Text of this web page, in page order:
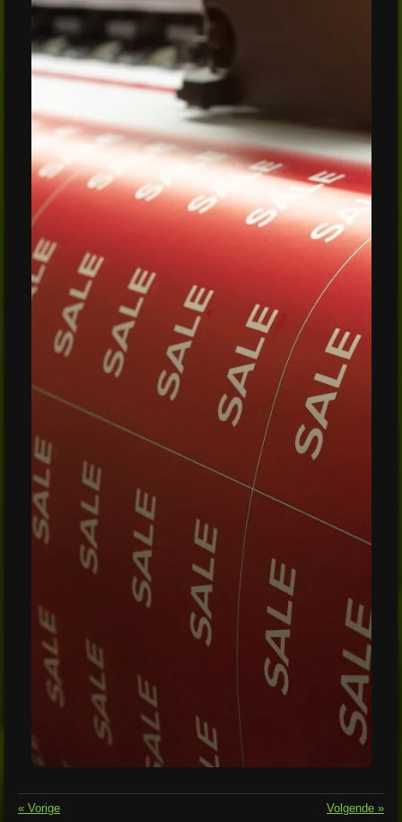
« Vorige Volgende »